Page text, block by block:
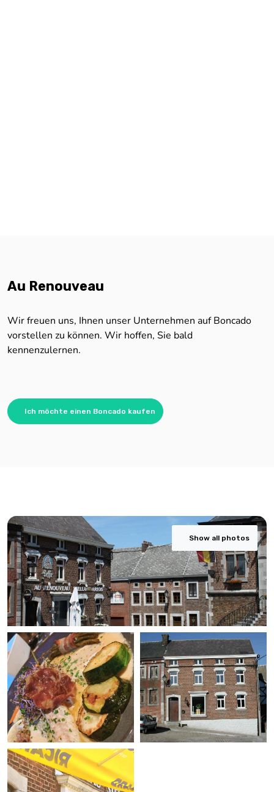
Au Renouveau
Wir freuen uns, Ihnen unser Unternehmen auf Boncado
vorstellen zu können. Wir hoffen, Sie bald
kennenzulernen.
Ich möchte einen Boncado kaufen
Show all photos